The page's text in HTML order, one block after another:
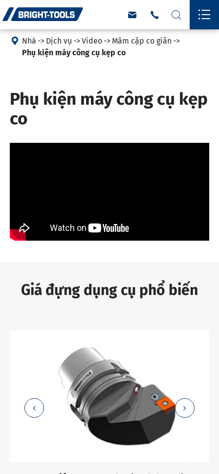
   
 Nhà Dịch vụ Video
Mâm cặp co giãn
Phụ kiện máy công cụ kẹp co
Phụ kiện máy công cụ kẹp
co
Giá đựng dụng cụ phổ biến